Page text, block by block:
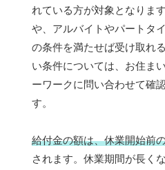
れている方が対象となりま
や、アルバイトやパートタ
の条件を満たせば受け取れ
い条件については、お住ま
ーワークに問い合わせて確
す。
給付金の額は、休業開始前
されます。休業期間が長く